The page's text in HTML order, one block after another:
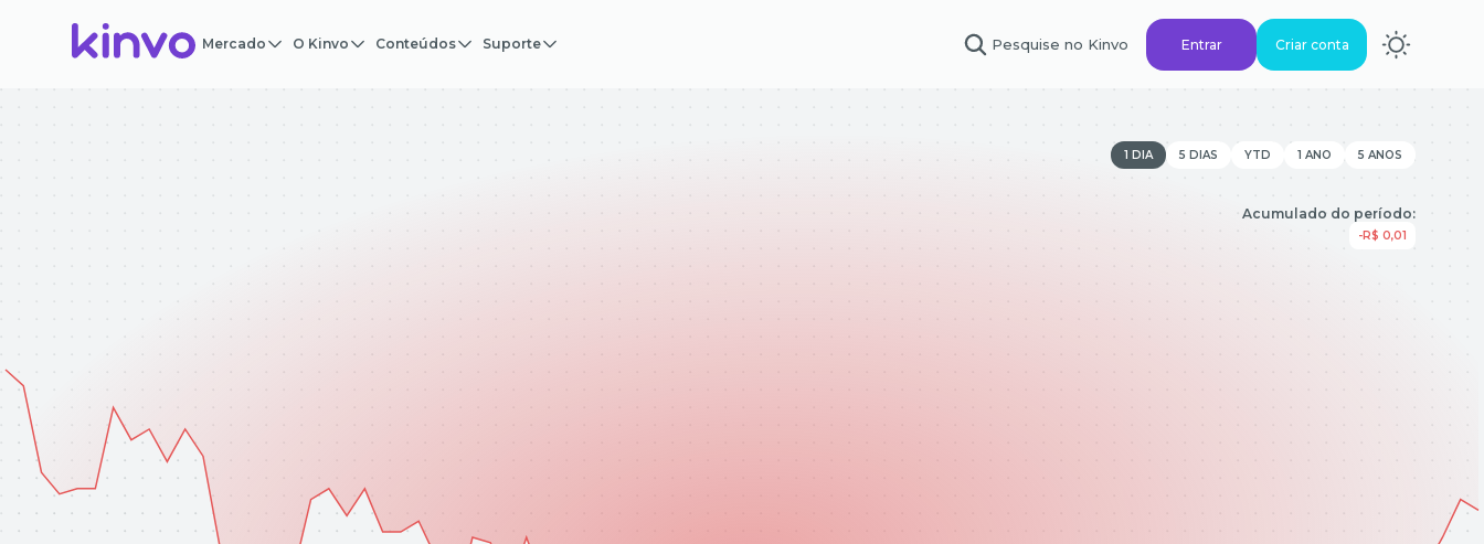
Mercado O Kinvo Conteúdos Suporte Pesquise no Kinvo Entrar Criar conta
1 DIA 5 DIAS YTD 1 ANO 5 ANOS
Acumulado do período:
-R$ 0,01